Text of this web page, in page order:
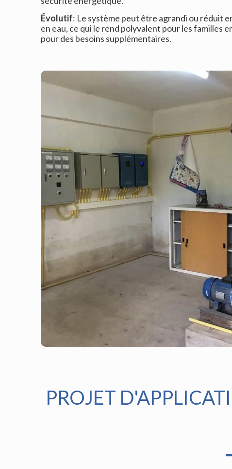
Évolutif: Le système peut être agrandi ou réduit
en eau, ce qui le rend polyvalent pour les familles
pour des besoins supplémentaires.
PROJET